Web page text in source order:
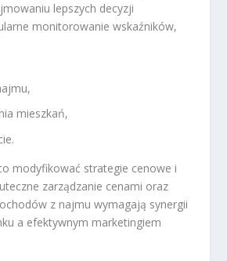
lepszych decyzji
monitorowanie wskaźników,
mieszkań,
modyfikować strategie cenowe i
zarządzanie cenami oraz
z najmu wymagają synergii
a efektywnym marketingiem